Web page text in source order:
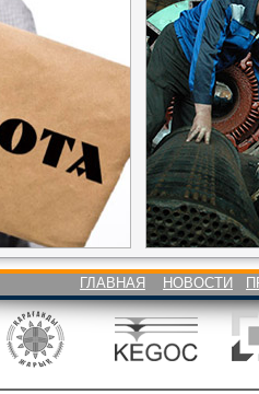
ГЛАВНАЯ НОВОСТИ